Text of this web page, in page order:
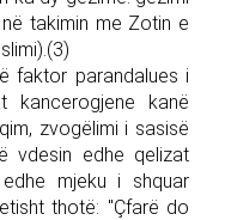
takimin me Zotin e
faktor parandalues i
kancerogjene kanë
zvogëlimi i sasisë
vdesin edhe qelizat
mjeku i shquar
thotë: "Çfarë do